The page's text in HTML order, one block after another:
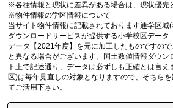
※各種情報と現状に差異がある場合は、現状優先
※物件情報の学区情報について
当サイト物件情報に記載されております通学区域
ダウンロードサービスが提供する小学校区デー
データ【2021年度】を元に加工したものですの
と異なる場合がございます。国土数値情報ダウン
ト上で記述通り、データは必ずしも正確とは言
区)は毎年見直しの対象となりますので、そちら
てご活用下さい。